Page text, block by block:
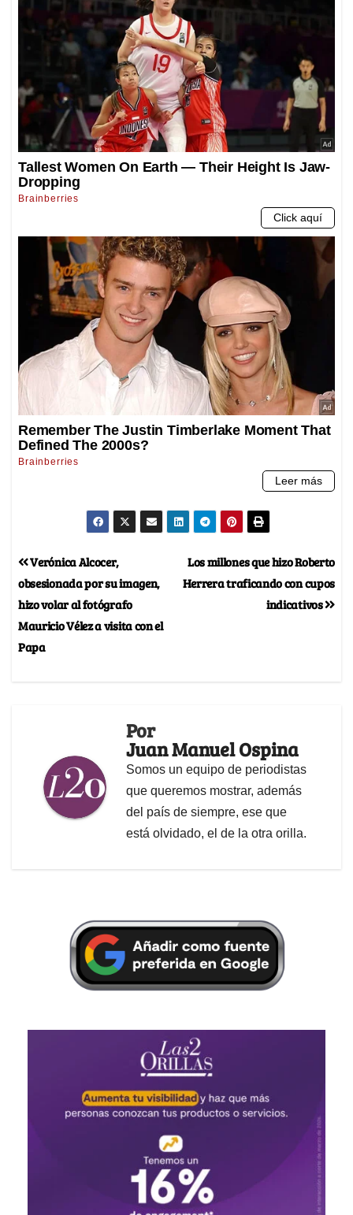
Los millones que hizo Roberto
Herrera traficando con cupos
indicativos
Verónica Alcocer,
obsesionada por su imagen,
hizo volar al fotógrafo
Mauricio Vélez a visita con el
Papa
Por
Juan Manuel Ospina
Somos un equipo de periodistas
que queremos mostrar, además
del país de siempre, ese que
está olvidado, el de la otra orilla.